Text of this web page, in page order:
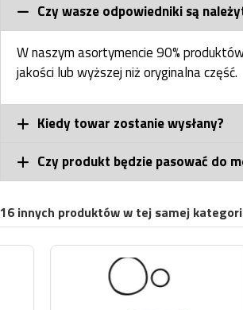
Czy wasze odpowiedniki są
W naszym asortymencie 90%
jakości lub wyższej niż oryginalna część.
Kiedy towar zostanie wysłany?
Czy produkt będzie pasować do
16 innych produktów w tej samej